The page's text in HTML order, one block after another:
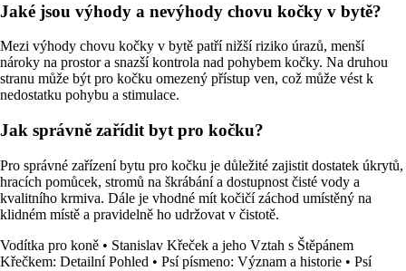
Jaké jsou výhody a nevýhody chovu kočky v bytě?
Mezi výhody chovu kočky v bytě patří nižší riziko úrazů, menší
nároky na prostor a snazší kontrola nad pohybem kočky. Na druhou
stranu může být pro kočku omezený přístup ven, což může vést k
nedostatku pohybu a stimulace.
Jak správně zařídit byt pro kočku?
Pro správné zařízení bytu pro kočku je důležité zajistit dostatek úkrytů,
hracích pomůcek, stromů na škrábání a dostupnost čisté vody a
kvalitního krmiva. Dále je vhodné mít kočičí záchod umístěný na
klidném místě a pravidelně ho udržovat v čistotě.
Vodítka pro koně • Stanislav Křeček a jeho Vztah s Štěpánem
Křečkem: Detailní Pohled • Psí písmeno: Význam a historie • Psí